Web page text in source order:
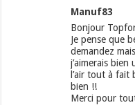
Manuf83
Bonjour
Je pense que
demandez
j’aimerais
l’air tout à fait
bien !!
Merci pour